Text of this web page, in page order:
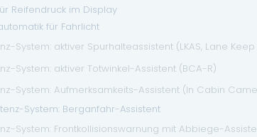
Reifendruck im Display
für Fahrlicht
System: aktiver Spurhalteassistent (LKAS, Lane
System: aktiver Totwinkel-Assistent (BCA-R)
System: Aufmerksamkeits-Assistent (In Cabin
System: Berganfahr-Assistent
System: Frontkollisionswarnung mit Abbiege-